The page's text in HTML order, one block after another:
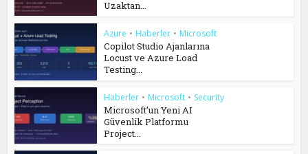
Uzaktan...
Azure • Haberler • Microsoft
Copilot Studio Ajanlarına
Locust ve Azure Load
Testing...
Haberler • Microsoft • Security
Microsoft’un Yeni AI
Güvenlik Platformu
Project...